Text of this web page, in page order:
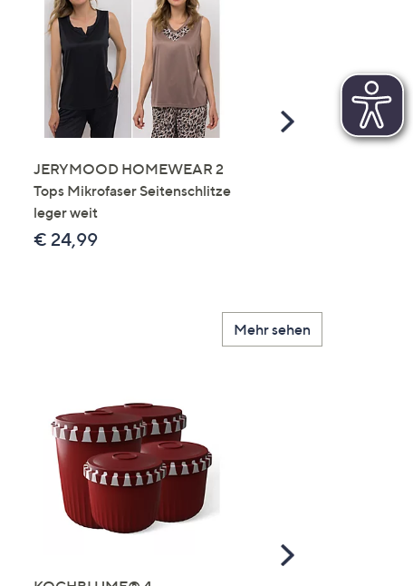
JERYMOOD HOMEWEAR 2
Tops Mikrofaser Seitenschlitze
leger weit
€ 24,99
Scroll
Mehr sehen
Scroll